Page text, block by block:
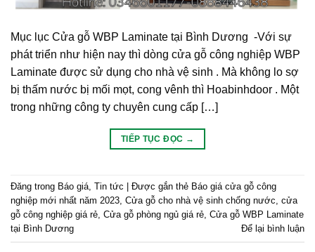
Mục lục Cửa gỗ WBP Laminate tại Bình Dương -Với sự
phát triển như hiện nay thì dòng cửa gỗ công nghiệp WBP
Laminate được sử dụng cho nhà vệ sinh . Mà không lo sợ
bị thấm nước bị mối mọt, cong vênh thì Hoabinhdoor . Một
trong những công ty chuyên cung cấp […]
TIẾP TỤC ĐỌC →
Đăng trong Báo giá, Tin tức Được gắn thẻ Báo giá cửa gỗ công
nghiệp mới nhất năm 2023, Cửa gỗ cho nhà vệ sinh chống nước, cửa
gỗ công nghiệp giá rẻ, Cửa gỗ phòng ngủ giá rẻ, Cửa gỗ WBP Laminate
tại Bình Dương
Để lại bình luận